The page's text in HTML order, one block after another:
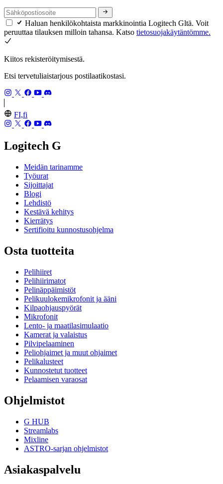
Haluan henkilökohtaista markkinointia Logitech Gltä. Voit
peruuttaa tilauksen milloin tahansa. Katso tietosuojakäytäntömme.
Kiitos rekisteröitymisestä.
Etsi tervetuliaistarjous postilaatikostasi.
FI,fi
Logitech G
Meidän tarinamme
Työurat
Sijoittajat
Blogi
Lehdistö
Kestävä kehitys
Kierrätys
Sertifioitu kunnostusohjelma
Osta tuotteita
Pelihiiret
Pelihiirimatot
Pelinäppäimistöt
Pelikuulokemikrofonit ja ääni
Kilpaohjauspyörät
Mikrofonit
Lento- ja maatilasimulaatio
Kamerat ja valaistus
Pilvipelaaminen
Peliohjaimet ja muut ohjaimet
Pelikalusteet
Kunnostetut tuotteet
Pelaamisen varaosat
Ohjelmistot
G HUB
Streamlabs
Mixline
ASTRO-sarjan ohjelmistot
Asiakaspalvelu